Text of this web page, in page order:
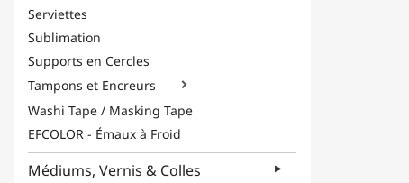
Serviettes
Sublimation
Supports en Cercles
Tampons et Encreurs

Washi Tape / Masking Tape
EFCOLOR - Émaux à Froid
Médiums, Vernis & Colles